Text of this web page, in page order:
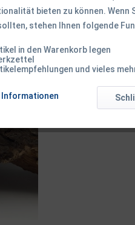
bieten zu können. Wenn
stehen Ihnen folgende
in den Warenkorb legen
und vieles
Informationen